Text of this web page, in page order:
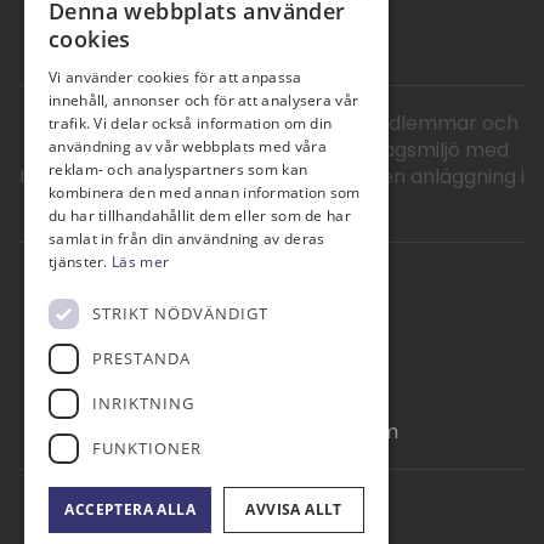
Roslagens GK Norrtälje välkomnar medlemmar och
gäster till en lugn och naturskön roslagsmiljö med
två golfbanor med spel året runt och en anläggning i
ständig utveckling.
Golfbanevägen 45,
info@roslagensgk.com
© Roslagens GK
Administration
Denna webbplats använder
cookies
Vi använder cookies för att anpassa
innehåll, annonser och för att analysera vår
trafik. Vi delar också information om din
användning av vår webbplats med våra
reklam- och analyspartners som kan
kombinera den med annan information som
du har tillhandahållit dem eller som de har
samlat in från din användning av deras
tjänster. Läs mer
STRIKT NÖDVÄNDIGT
PRESTANDA
INRIKTNING
FUNKTIONER
ACCEPTERA ALLA AVVISA ALLT